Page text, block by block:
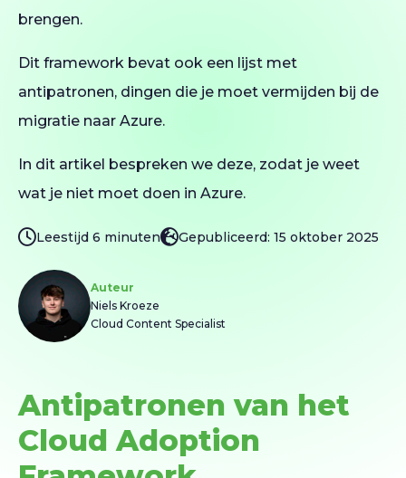
brengen.
Dit framework bevat ook een lijst met
antipatronen, dingen die je moet vermijden bij de
migratie naar Azure.
In dit artikel bespreken we deze, zodat je weet
wat je niet moet doen in Azure.
Auteur
Niels Kroeze
Cloud Content Specialist
Leestijd 6 minuten Gepubliceerd: 15 oktober 2025
Antipatronen van het
Cloud Adoption